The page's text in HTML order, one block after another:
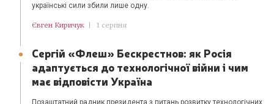
українські сили збили лише одну.
Євген Киричук 1 серпня
Сергій «Флеш» Бескрестнов: як Росія
адаптується до технологічної війни і чим
має відповісти Україна